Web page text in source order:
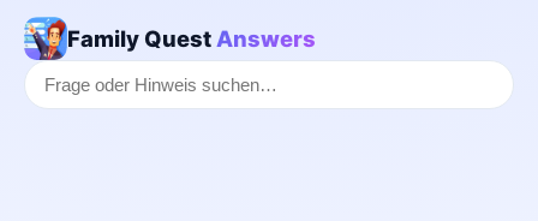
Family Quest Answers